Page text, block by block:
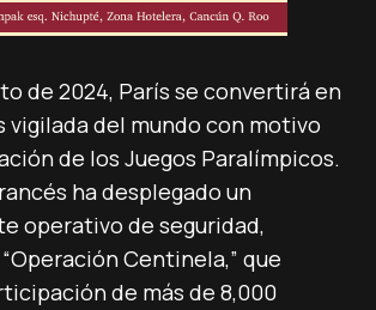
de 2024, París se convertirá en
vigilada del mundo con motivo
de los Juegos Paralímpicos.
ha desplegado un
operativo de seguridad,
Centinela,” que
de más de 8,000